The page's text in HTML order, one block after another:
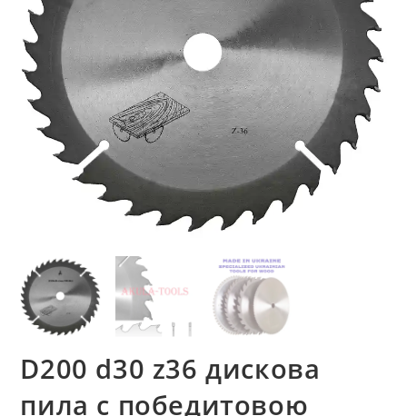
D200 d30 z36 дискова
пила с победитовою